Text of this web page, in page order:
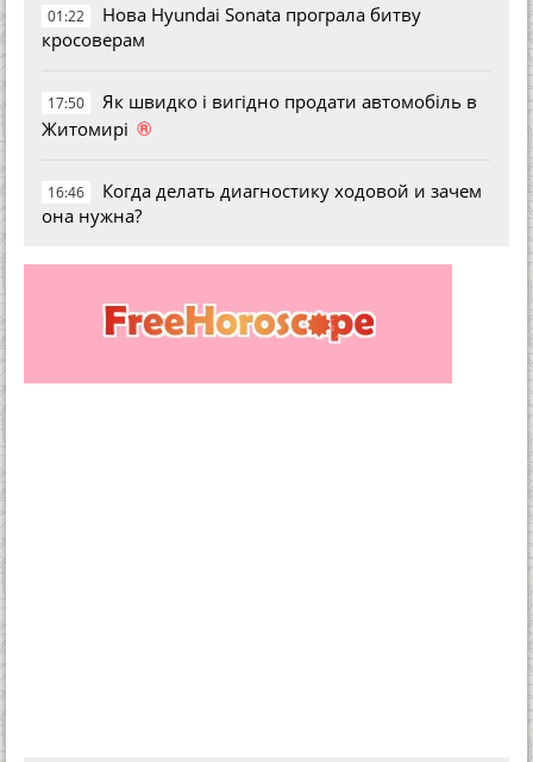
01:22
Нова Hyundai Sonata програла битву
кросоверам
17:50
Як швидко і вигідно продати автомобіль в
Житомирі ®
16:46
Когда делать диагностику ходовой и зачем
она нужна?